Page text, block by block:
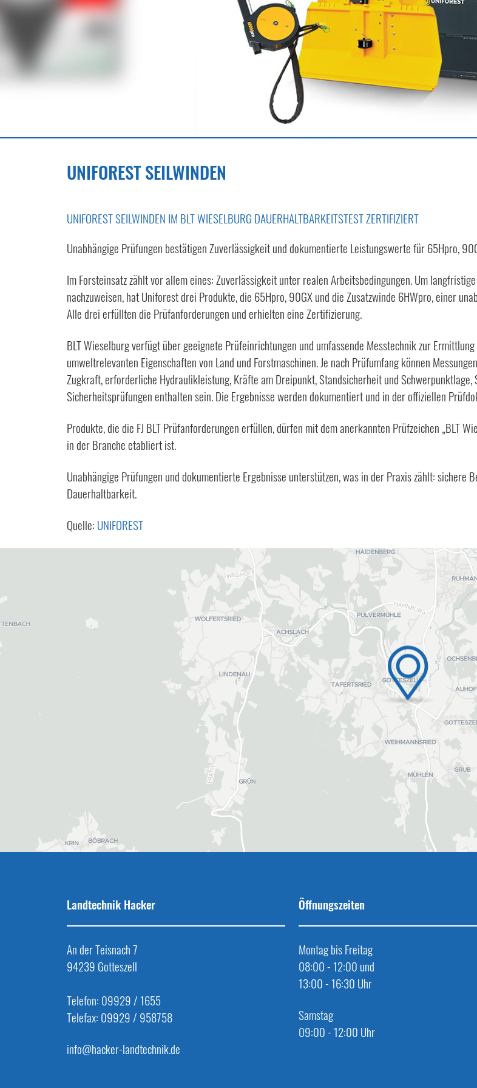
UNIFOREST SEILWINDEN
UNIFOREST SEILWINDEN IM BLT WIESELBURG DAUERHALTBARKEITSTEST ZERTIFIZIERT
Unabhängige Prüfungen bestätigen Zuverlässigkeit und dokumentierte Leistungswerte für 65Hpro,
Im Forsteinsatz zählt vor allem eines: Zuverlässigkeit unter realen Arbeitsbedingungen. Um
nachzuweisen, hat Uniforest drei Produkte, die 65Hpro, 90GX und die Zusatzwinde 6HWpro, einer
Alle drei erfüllten die Prüfanforderungen und erhielten eine Zertifizierung.
BLT Wieselburg verfügt über geeignete Prüfeinrichtungen und umfassende Messtechnik zur
umweltrelevanten Eigenschaften von Land und Forstmaschinen. Je nach Prüfumfang können
Zugkraft, erforderliche Hydraulikleistung, Kräfte am Dreipunkt, Standsicherheit und Schwerpunktlage,
Sicherheitsprüfungen enthalten sein. Die Ergebnisse werden dokumentiert und in der offiziellen
Produkte, die die FJ BLT Prüfanforderungen erfüllen, dürfen mit dem anerkannten Prüfzeichen „BLT
in der Branche etabliert ist.
Unabhängige Prüfungen und dokumentierte Ergebnisse unterstützen, was in der Praxis zählt: sichere
Dauerhaltbarkeit.
Quelle: UNIFOREST
Landtechnik Hacker
An der Teisnach 7
94239 Gotteszell
Telefon: 09929 / 1655
Telefax: 09929 / 958758
info@hacker-landtechnik.de
Öffnungszeiten
Montag bis Freitag
08:00 - 12:00 und
13:00 - 16:30 Uhr
Samstag
09:00 - 12:00 Uhr